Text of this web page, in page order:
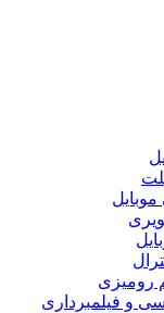
موبایل
رومیزی
و فیلمبرداری